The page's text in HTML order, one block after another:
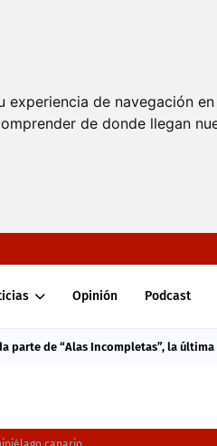
de navegación
de donde llegan
Opinión Podcast
parte de “Alas Incompletas”, la